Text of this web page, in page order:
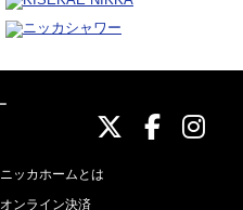
ニッカ
ニッニ
ニッカホームとは
オンライン決済